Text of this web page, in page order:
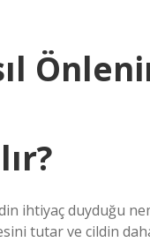
ihtiyaç duyduğu
tutar ve cildin